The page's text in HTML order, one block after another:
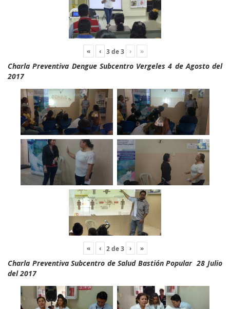
« ‹ 3de3 › »
Charla Preventiva Dengue Subcentro Vergeles 4 de Agosto del
2017
« ‹ 2de3 › »
Charla Preventiva Subcentro de Salud Bastión Popular 28 Julio
del 2017